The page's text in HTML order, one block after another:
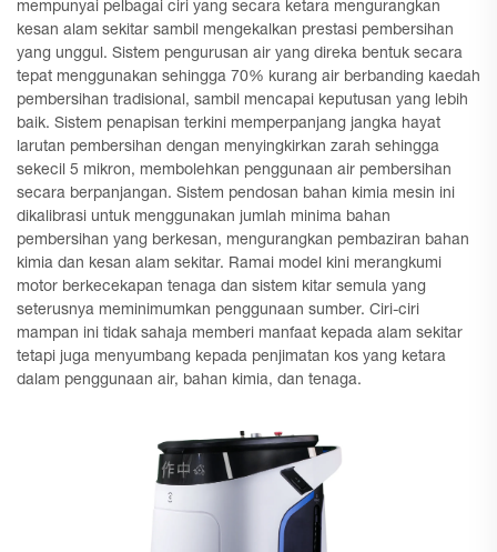
mempunyai pelbagai ciri yang secara ketara mengurangkan
kesan alam sekitar sambil mengekalkan prestasi pembersihan
yang unggul. Sistem pengurusan air yang direka bentuk secara
tepat menggunakan sehingga 70% kurang air berbanding kaedah
pembersihan tradisional, sambil mencapai keputusan yang lebih
baik. Sistem penapisan terkini memperpanjang jangka hayat
larutan pembersihan dengan menyingkirkan zarah sehingga
sekecil 5 mikron, membolehkan penggunaan air pembersihan
secara berpanjangan. Sistem pendosan bahan kimia mesin ini
dikalibrasi untuk menggunakan jumlah minima bahan
pembersihan yang berkesan, mengurangkan pembaziran bahan
kimia dan kesan alam sekitar. Ramai model kini merangkumi
motor berkecekapan tenaga dan sistem kitar semula yang
seterusnya meminimumkan penggunaan sumber. Ciri-ciri
mampan ini tidak sahaja memberi manfaat kepada alam sekitar
tetapi juga menyumbang kepada penjimatan kos yang ketara
dalam penggunaan air, bahan kimia, dan tenaga.